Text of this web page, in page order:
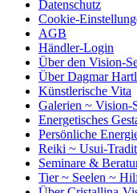
Datenschutz
Cookie-
AGB
Händler-Login
Über den Vision-
Über Dagmar Hartl
Künstlerische Vita
Galerien ~ Vision-
Energetisches
Persönliche
Reiki ~ Usui-
Seminare &
Tier ~ Seelen ~